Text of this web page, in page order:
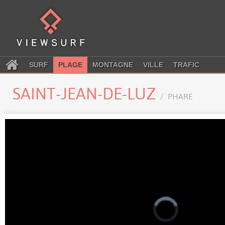
SURF PLAGE MONTAGNE VILLE TRAFIC
SAINT-JEAN-DE-LUZ PHARE